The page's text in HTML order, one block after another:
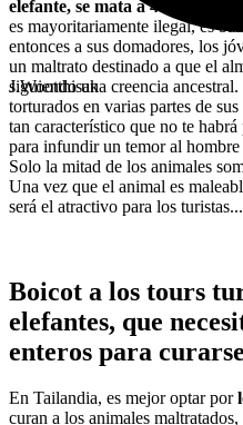
J.Wootthisak
elefante, se mata a 4 ejemplares
es mayoritariamente ilegal, es
entonces a sus domadores, los
un maltrato destinado a que el
siguiendo una creencia
torturados en varias partes de
tan característico que no te
para infundir un temor al
Solo la mitad de los animales
Una vez que el animal es
será el atractivo para los turistas...
Boicot a los tours
elefantes, que
enteros para
En Tailandia, es mejor optar por
curan a los animales